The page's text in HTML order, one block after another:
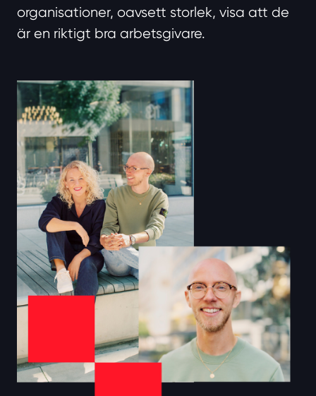
organisationer, oavsett storlek, visa att de
är en riktigt bra arbetsgivare.